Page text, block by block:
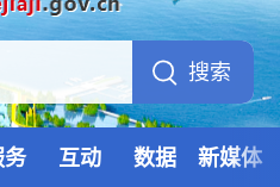
务 互动 数据 新媒体